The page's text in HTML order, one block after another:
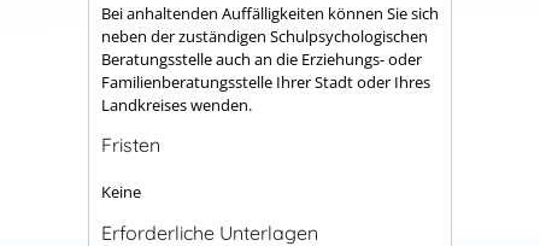
Bei anhaltenden Auffälligkeiten können Sie sich
neben der zuständigen Schulpsychologischen
Beratungsstelle auch an die Erziehungs- oder
Familienberatungsstelle Ihrer Stadt oder Ihres
Landkreises wenden.
Fristen
Keine
Erforderliche Unterlagen